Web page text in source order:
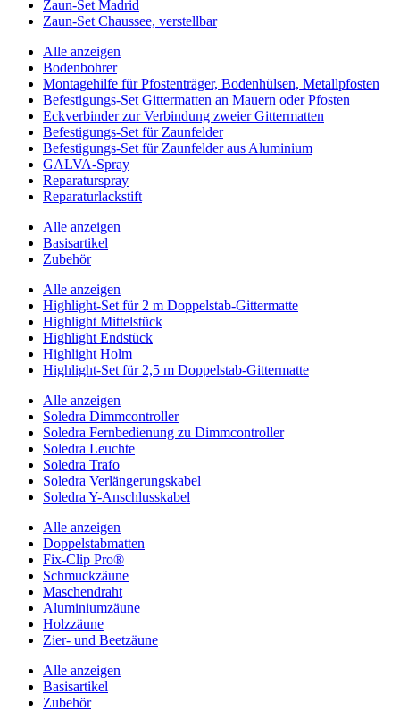
Zaun-Set Madrid
Zaun-Set Chaussee, verstellbar
Alle anzeigen
Bodenbohrer
Montagehilfe für Pfostenträger, Bodenhülsen, Metallpfosten
Befestigungs-Set Gittermatten an Mauern oder Pfosten
Eckverbinder zur Verbindung zweier Gittermatten
Befestigungs-Set für Zaunfelder
Befestigungs-Set für Zaunfelder aus Aluminium
GALVA-Spray
Reparaturspray
Reparaturlackstift
Alle anzeigen
Basisartikel
Zubehör
Alle anzeigen
Highlight-Set für 2 m Doppelstab-Gittermatte
Highlight Mittelstück
Highlight Endstück
Highlight Holm
Highlight-Set für 2,5 m Doppelstab-Gittermatte
Alle anzeigen
Soledra Dimmcontroller
Soledra Fernbedienung zu Dimmcontroller
Soledra Leuchte
Soledra Trafo
Soledra Verlängerungskabel
Soledra Y-Anschlusskabel
Alle anzeigen
Doppelstabmatten
Fix-Clip Pro®
Schmuckzäune
Maschendraht
Aluminiumzäune
Holzzäune
Zier- und Beetzäune
Alle anzeigen
Basisartikel
Zubehör